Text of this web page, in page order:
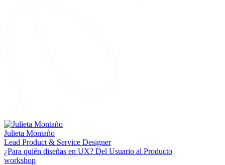
Julieta Montaño
Lead Product & Service Designer
¿Para quién diseñas en UX? Del Usuario al Producto
workshop